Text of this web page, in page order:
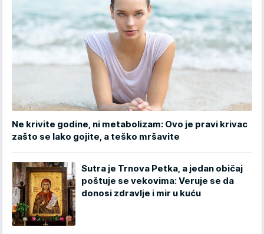
Ne krivite godine, ni metabolizam: Ovo je pravi krivac
zašto se lako gojite, a teško mršavite
Sutra je Trnova Petka, a jedan običaj
poštuje se vekovima: Veruje se da
donosi zdravlje i mir u kuću